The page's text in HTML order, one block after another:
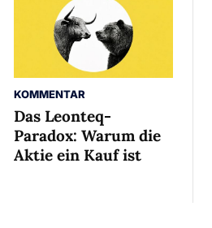
KOMMENTAR
Das Leonteq-
Paradox: Warum die
Aktie ein Kauf ist